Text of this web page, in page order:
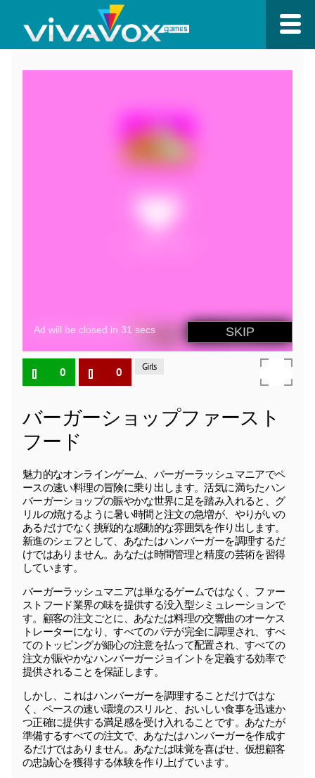
0 0 Girls
バーガーショップファースト
フード
魅力的なオンラインゲーム、バーガーラッシュマニアでペ
ースの速い料理の冒険に乗り出します。活気に満ちたハン
バーガーショップの賑やかな世界に足を踏み入れると、グ
リルの焼けるように暑い時間と注文の急増が、やりがいの
あるだけでなく挑戦的な感動的な雰囲気を作り出します。
新進のシェフとして、あなたはハンバーガーを調理するだ
けではありません。あなたは時間管理と精度の芸術を習得
しています。
バーガーラッシュマニアは単なるゲームではなく、ファー
ストフード業界の味を提供する没入型シミュレーションで
す。顧客の注文ごとに、あなたは料理の交響曲のオーケス
トレーターになり、すべてのパテが完全に調理され、すべ
てのトッピングが細心の注意を払って配置され、すべての
注文が賑やかなハンバーガージョイントを定義する効率で
提供されることを保証します。
しかし、これはハンバーガーを調理することだけではな
く、ペースの速い環境のスリルと、おいしい食事を迅速か
つ正確に提供する満足感を受け入れることです。あなたが
準備するすべての注文で、あなたはハンバーガーを作成す
るだけではありません。あなたは味覚を喜ばせ、仮想顧客
の忠誠心を獲得する体験を作り上げています。